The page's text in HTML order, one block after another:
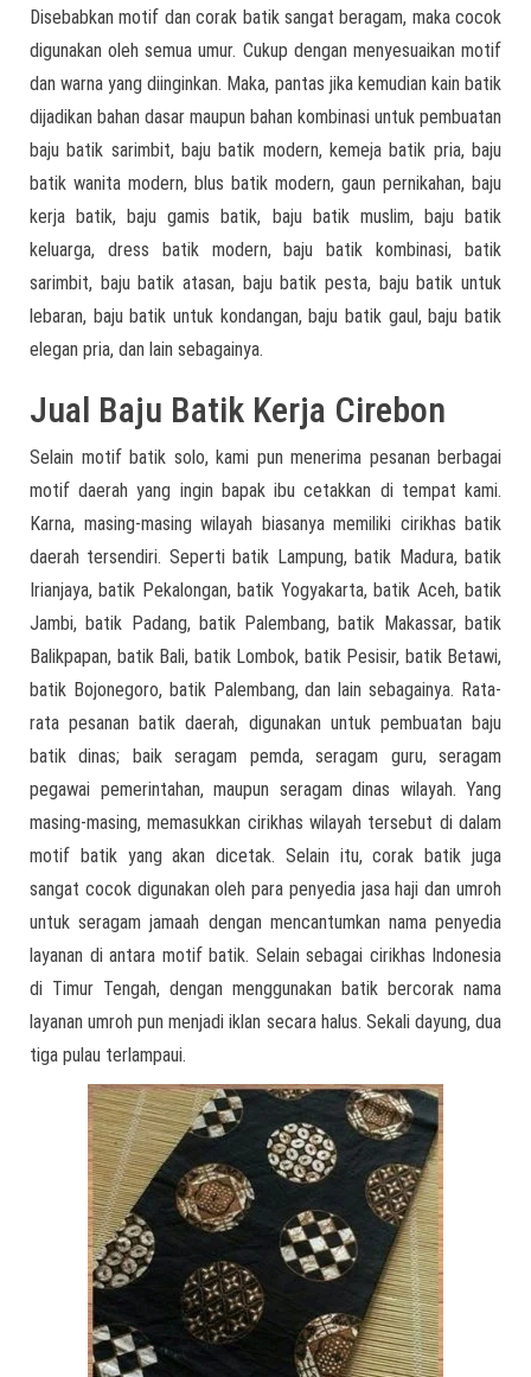
Disebabkan motif dan corak batik sangat beragam, maka cocok
digunakan oleh semua umur. Cukup dengan menyesuaikan motif
dan warna yang diinginkan. Maka, pantas jika kemudian kain batik
dijadikan bahan dasar maupun bahan kombinasi untuk pembuatan
baju batik sarimbit, baju batik modern, kemeja batik pria, baju
batik wanita modern, blus batik modern, gaun pernikahan, baju
kerja batik, baju gamis batik, baju batik muslim, baju batik
keluarga, dress batik modern, baju batik kombinasi, batik
sarimbit, baju batik atasan, baju batik pesta, baju batik untuk
lebaran, baju batik untuk kondangan, baju batik gaul, baju batik
elegan pria, dan lain sebagainya.
Jual Baju Batik Kerja Cirebon
Selain motif batik solo, kami pun menerima pesanan berbagai
motif daerah yang ingin bapak ibu cetakkan di tempat kami.
Karna, masing-masing wilayah biasanya memiliki cirikhas batik
daerah tersendiri. Seperti batik Lampung, batik Madura, batik
Irianjaya, batik Pekalongan, batik Yogyakarta, batik Aceh, batik
Jambi, batik Padang, batik Palembang, batik Makassar, batik
Balikpapan, batik Bali, batik Lombok, batik Pesisir, batik Betawi,
batik Bojonegoro, batik Palembang, dan lain sebagainya. Rata-
rata pesanan batik daerah, digunakan untuk pembuatan baju
batik dinas; baik seragam pemda, seragam guru, seragam
pegawai pemerintahan, maupun seragam dinas wilayah. Yang
masing-masing, memasukkan cirikhas wilayah tersebut di dalam
motif batik yang akan dicetak. Selain itu, corak batik juga
sangat cocok digunakan oleh para penyedia jasa haji dan umroh
untuk seragam jamaah dengan mencantumkan nama penyedia
layanan di antara motif batik. Selain sebagai cirikhas Indonesia
di Timur Tengah, dengan menggunakan batik bercorak nama
layanan umroh pun menjadi iklan secara halus. Sekali dayung, dua
tiga pulau terlampaui.